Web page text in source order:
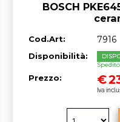
BOSCH
Cod.Art: 7916
Disponibilità:
Prezzo: €
Iva